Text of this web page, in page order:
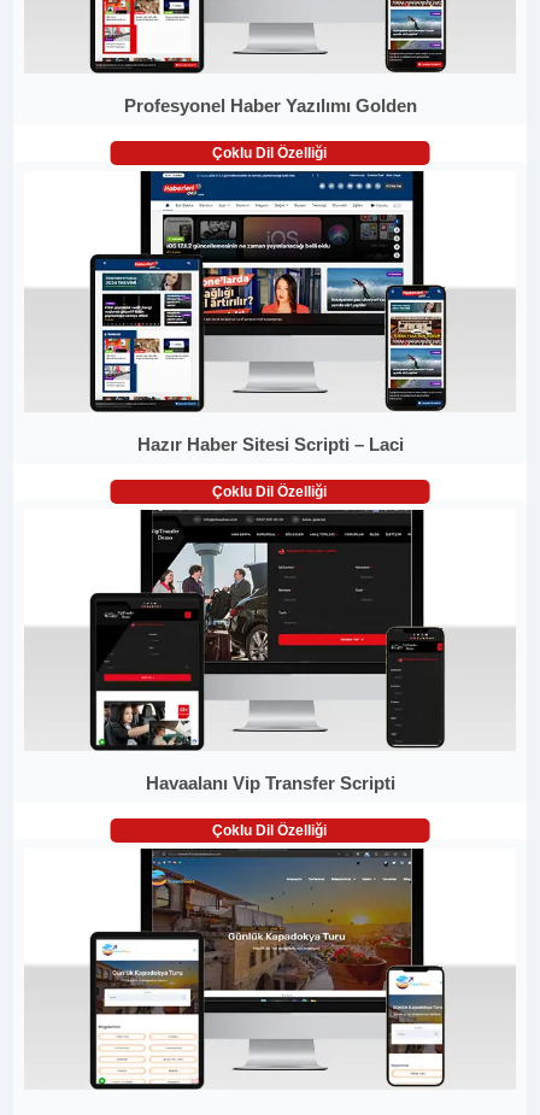
Profesyonel Haber Yazılımı Golden
Çoklu Dil Özelliği
Hazır Haber Sitesi Scripti – Laci
Çoklu Dil Özelliği
Havaalanı Vip Transfer Scripti
Çoklu Dil Özelliği